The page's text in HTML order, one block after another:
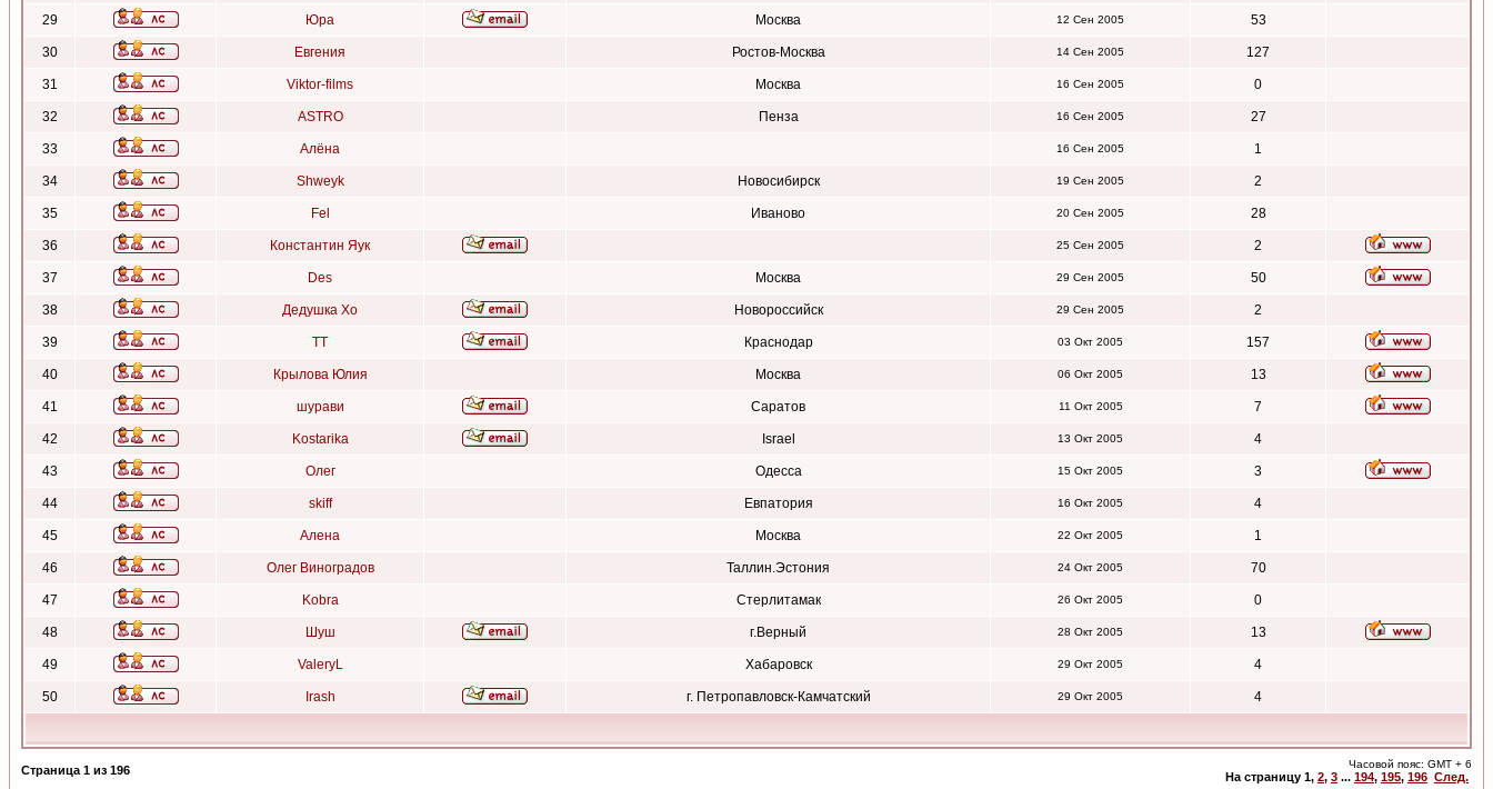
29 Юра Москва 12 Сен 2005 53
30 Евгения Ростов-Москва 14 Сен 2005 127
31 Viktor-films Москва 16 Сен 2005 0
32 ASTRO Пенза 16 Сен 2005 27
33 Алёна 16 Сен 2005 1
34 Shweyk Новосибирск 19 Сен 2005 2
35 Fel Иваново 20 Сен 2005 28
36 Константин Яук 25 Сен 2005 2
37 Des Москва 29 Сен 2005 50
38 Дедушка Хо Новороссийск 29 Сен 2005 2
39 ТТ Краснодар 03 Окт 2005 157
40 Крылова Юлия Москва 06 Окт 2005 13
41 шурави Саратов 11 Окт 2005 7
42 Kostarika Israel 13 Окт 2005 4
43 Олег Одесса 15 Окт 2005 3
44 skiff Евпатория 16 Окт 2005 4
45 Алена Москва 22 Окт 2005 1
46 Олег Виноградов Таллин.Эстония 24 Окт 2005 70
47 Kobra Стерлитамак 26 Окт 2005 0
48 Шуш г.Верный 28 Окт 2005 13
49 ValeryL Хабаровск 29 Окт 2005 4
50 Irash г. Петропавловск-Камчатский 29 Окт 2005 4
Страница 1 из 196 Часовой пояс: GMT + 6
На страницу 1, 2, 3 ... 194, 195, 196 След.